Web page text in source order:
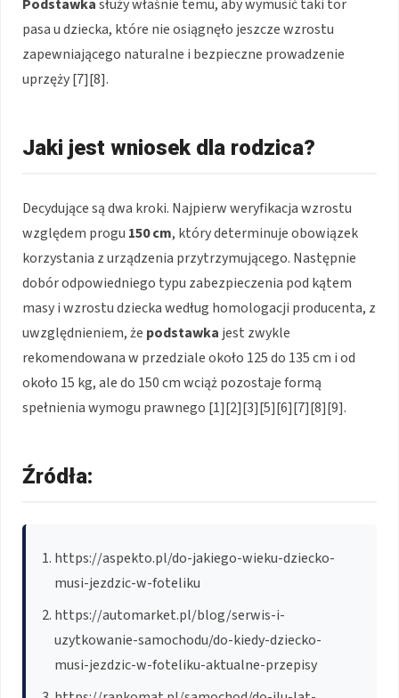
Podstawkasłuży właśnie temu, aby wymusić taki tor
pasa u dziecka, które nie osiągnęło jeszcze wzrostu
zapewniającego naturalne i bezpieczne prowadzenie
uprzęży [7][8].
Jaki jest wniosek dla rodzica?
Decydujące są dwa kroki. Najpierw weryfikacja wzrostu
względem progu 150 cm, który determinuje obowiązek
korzystania z urządzenia przytrzymującego. Następnie
dobór odpowiedniego typu zabezpieczenia pod kątem
masy i wzrostu dziecka według homologacji producenta, z
uwzględnieniem, że podstawka jest zwykle
rekomendowana w przedziale około 125 do 135 cm i od
około 15 kg, ale do 150 cm wciąż pozostaje formą
spełnienia wymogu prawnego [1][2][3][5][6][7][8][9].
Źródła:
https://aspekto.pl/do-jakiego-wieku-dziecko-
musi-jezdzic-w-foteliku
https://automarket.pl/blog/serwis-i-
uzytkowanie-samochodu/do-kiedy-dziecko-
musi-jezdzic-w-foteliku-aktualne-przepisy